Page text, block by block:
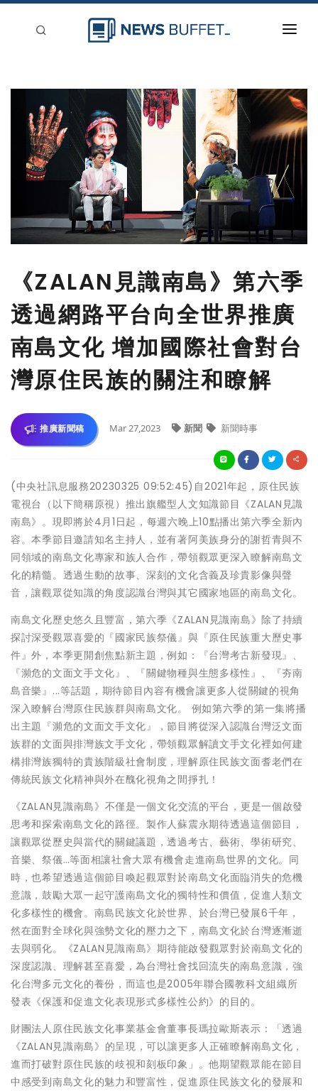
登入
刊登
《ZALAN見識南島》第六季
透過網路平台向全世界推廣
南島文化 增加國際社會對台
灣原住民族的關注和瞭解
推廣新聞稿 Mar 27,2023 新聞 新聞時事
(中央社訊息服務20230325 09:52:45)自2021年起，原住民族
電視台（以下簡稱原視）推出旗艦型人文知識節目《ZALAN見識
南島》。現即將於4月1日起，每週六晚上10點播出第六季全新內
容。本季節目邀請知名主持人，並有著阿美族身分的謝哲青與不
同領域的南島文化專家和族人合作，帶領觀眾更深入瞭解南島文
化的精髓。透過生動的故事、深刻的文化含義及珍貴影像與聲
音，讓觀眾從知識的角度認識台灣與其它國家地區的南島文化。
南島文化歷史悠久且豐富，第六季《ZALAN見識南島》除了持續
探討深受觀眾喜愛的『國家民族祭儀』與『原住民族重大歷史事
件』外，本季更開創焦點新主題，例如：『台灣考古新發現』、
『瀕危的文面文手文化』、『關鍵物種與生態多樣性』、『夯南
島音樂』...等話題，期待節目內容有機會讓更多人從關鍵的視角
深入瞭解台灣原住民族群與南島文化。 例如第六季的第一集將播
出主題『瀕危的文面文手文化』，節目將從深入認識台灣泛文面
族群的文面與排灣族文手文化，帶領觀眾解讀文手文化裡如何建
構排灣族獨特的貴族階級社會制度，理解原住民族文面耆老們在
傳統民族文化精神與外在醜化視角之間掙扎！
《ZALAN見識南島》不僅是一個文化交流的平台，更是一個啟發
思考和探索南島文化的路徑。製作人蘇震永期待透過這個節目，
讓觀眾從歷史與當代的關鍵議題，透過考古、藝術、學術研究、
音樂、祭儀…等面相讓社會大眾有機會走進南島世界的文化。同
時，也希望透過這個節目喚起觀眾對於南島文化面臨消失的危機
意識，鼓勵大眾一起守護南島文化的獨特性和價值，促進人類文
化多樣性的機會。南島民族文化於世界、於台灣已發展6千年，
然在面對全球化與強勢文化的壓力之下，南島文化於台灣逐漸逝
去與弱化。《ZALAN見識南島》期待能啟發觀眾對於南島文化的
深度認識、理解甚至喜愛，為台灣社會找回流失的南島意識，強
化台灣多元文化的養份，而這也是2005年聯合國教科文組織所
發表《保護和促進文化表現形式多樣性公約》的目的。
財團法人原住民族文化事業基金會董事長瑪拉歐斯表示：「透過
《ZALAN見識南島》的呈現，可以讓更多人正確瞭解南島文化，
進而打破對原住民族的歧視和刻板印象」。他期望觀眾能在節目
中感受到南島文化的魅力和豐富性，促進原住民族文化的發展和